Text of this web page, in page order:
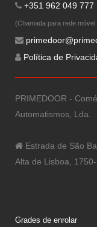
+351 962 049 777
(Chamada para rede móvel
Política de
PRIMEDOOR -
Automatismos, Lda.
Estrada de São
Alta de Lisboa,
Grades de enrolar